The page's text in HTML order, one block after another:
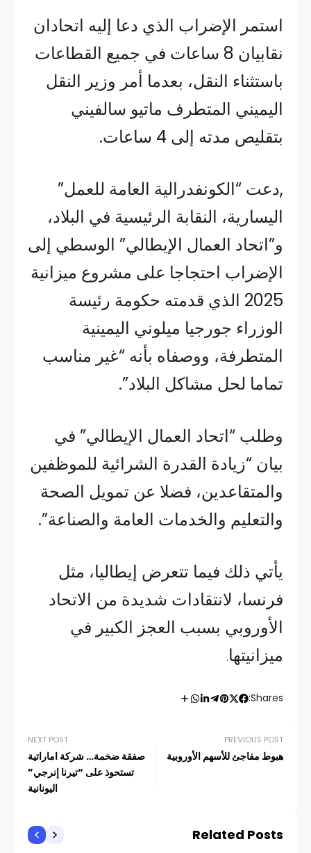
استمر الإضراب الذي دعا إليه اتحادان
نقابيان 8 ساعات في جميع القطاعات
باستثناء النقل، بعدما أمر وزير النقل
اليميني المتطرف ماتيو سالفيني
بتقليص مدته إلى 4 ساعات.
,دعت “الكونفدرالية العامة للعمل”
اليسارية، النقابة الرئيسية في البلاد،
و”اتحاد العمال الإيطالي” الوسطي إلى
الإضراب احتجاجا على مشروع ميزانية
2025 الذي قدمته حكومة رئيسة
الوزراء جورجيا ميلوني اليمينية
المتطرفة، ووصفاه بأنه “غير مناسب
تماما لحل مشاكل البلاد”.
وطلب “اتحاد العمال الإيطالي” في
بيان “زيادة القدرة الشرائية للموظفين
والمتقاعدين، فضلا عن تمويل الصحة
والتعليم والخدمات العامة والصناعة”.
يأتي ذلك فيما تتعرض إيطاليا، مثل
فرنسا، لانتقادات شديدة من الاتحاد
الأوروبي بسبب العجز الكبير في
ميزانيتها.
Shares:
PREVIOUS POST
هبوط مفاجئ للأسهم الأوروبية
NEXT POST
صفقة ضخمة… شركة اماراتية
تستحوذ على “تيرنا إنرجي”
اليونانية
Related Posts